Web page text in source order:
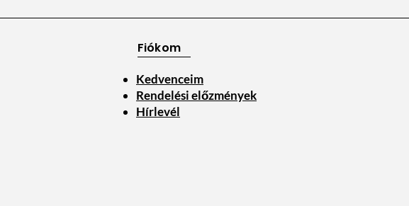
Fiókom
Kedvenceim
Rendelési előzmények
Hírlevél